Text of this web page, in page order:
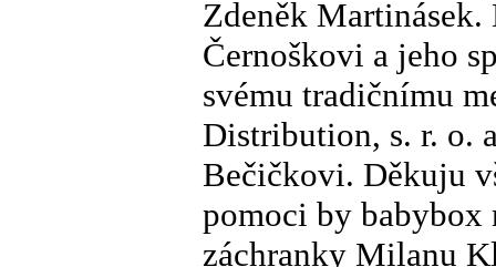
Zdeněk
Černoškovi a jeho
svému tradičnímu
Distribution, s. r. o.
Bečičkovi. Děkuju
pomoci by
záchranky Milanu